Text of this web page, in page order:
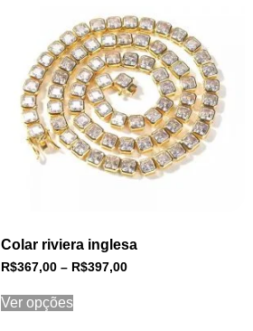
Colar riviera inglesa
R$367,00 – R$397,00
Ver opções